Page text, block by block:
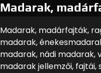
Madarak,
Madarak, madárfajták,
madarak,
madarak, nádi madarak,
madarak jellemzői, fajtái,